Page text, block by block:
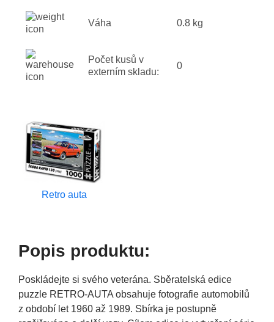
Váha 0.8 kg
Počet kusů v
externím skladu:
0
Retro auta
Popis produktu:
Poskládejte si svého veterána. Sběratelská edice
puzzle RETRO-AUTA obsahuje fotografie automobilů
z období let 1960 až 1989. Sbírka je postupně